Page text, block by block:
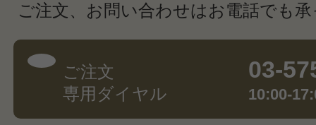
ご注文、お問い合わせはお電話でも
ご注文
専用ダイヤル
03-
10:00-